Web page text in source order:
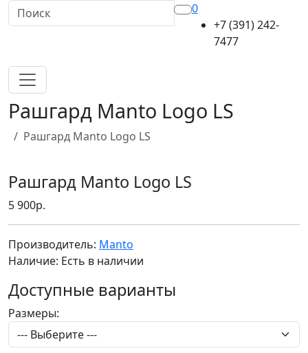
0
+7 (391) 242-
7477
Рашгард Manto Logo LS
Рашгард Manto Logo LS
Рашгард Manto Logo LS
5 900р.
Производитель: Manto
Наличие: Есть в наличии
Доступные варианты
Размеры: